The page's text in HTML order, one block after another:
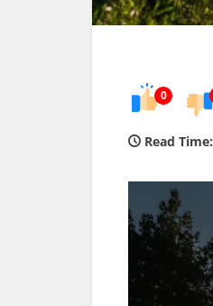
0
Read Time: